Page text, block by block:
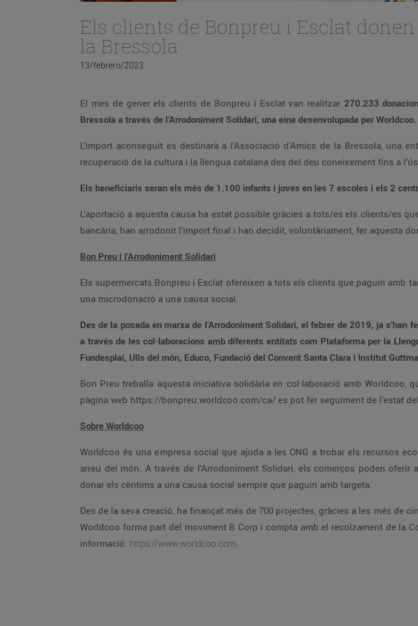
Els clients de Bonpreu i Esclat donen 46.666€ a
la Bressola
13/febrero/2023
El mes de gener els clients de Bonpreu i Esclat van realitzar 270.233
Bressola a través de l’Arrodoniment Solidari, una eina desenvolupada per Worldcoo.
L’import aconseguit es destinarà a l’Associació d’Amics de la Bressola,
recuperació de la cultura i la llengua catalana des del deu coneixement fins a
Els beneficiaris seran els més de 1.100 infants i joves en les 7 escoles i els 2
L’aportació a aquesta causa ha estat possible gràcies a tots/es els clients/es
bancària, han arrodonit l’import final i han decidit, voluntàriament, fer aquesta
Bon Preu i l’Arrodoniment Solidari
Els supermercats Bonpreu i Esclat ofereixen a tots els clients que paguin amb
una microdonació a una causa social.
Des de la posada en marxa de l’Arrodoniment Solidari, el febrer de 2019, ja
a través de les col·laboracions amb diferents entitats com Plataforma per la
Fundesplai, Ulls del món, Educo, Fundació del Convent Santa Clara i Institut
Bon Preu treballa aquesta iniciativa solidària en col·laboració amb
pàgina web https://bonpreu.worldcoo.com/ca/ es pot fer seguiment de l’estat
Sobre Worldcoo
Worldcoo és una empresa social que ajuda a les ONG a trobar els recursos
arreu del món. A través de l’Arrodoniment Solidari, els comerços poden
donar els cèntims a una causa social sempre que paguin amb targeta.
Des de la seva creació, ha finançat més de 700 projectes, gràcies a les més de
Worldcoo forma part del moviment B Corp i compta amb el recolzament de la
informació: https://www.worldcoo.com.